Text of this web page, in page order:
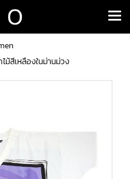
สีเหลืองในม่านม่วง